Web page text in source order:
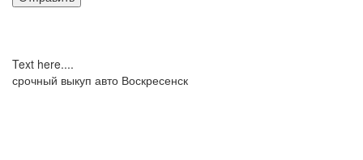
Text here....
срочный выкуп авто Воскресенск